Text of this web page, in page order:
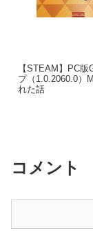
【STEAM】PC
プ（1.0.2060.0）
れた話
コメント